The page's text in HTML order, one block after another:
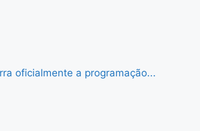
oficialmente a programação...